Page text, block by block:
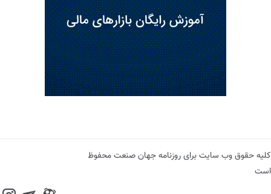
کلیه حقوق وب سایت برای روزنامه جهان صنعت محفوظ
است